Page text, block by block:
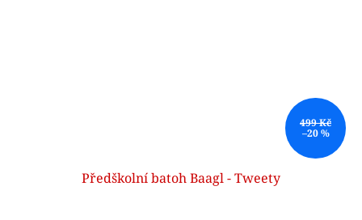
499 Kč
–20 %
Předškolní batoh Baagl - Tweety